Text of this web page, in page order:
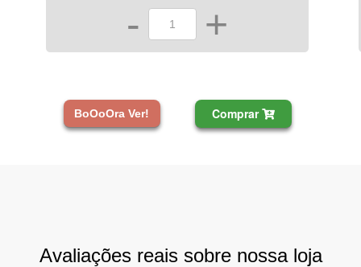
- +
BoOoOra Ver! Comprar
Avaliações reais sobre nossa loja